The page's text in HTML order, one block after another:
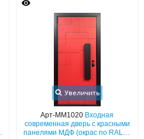
Увеличить
Арт-ММ1020 Входная
современная дверь с красными
панелями МДФ (окрас по RAL) и